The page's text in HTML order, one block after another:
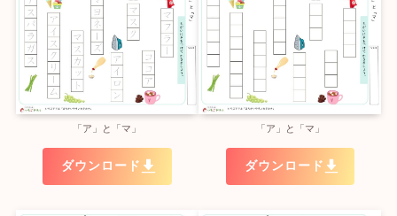
「ア」と「マ」
ダウンロード
「ア」と「マ」
ダウンロード